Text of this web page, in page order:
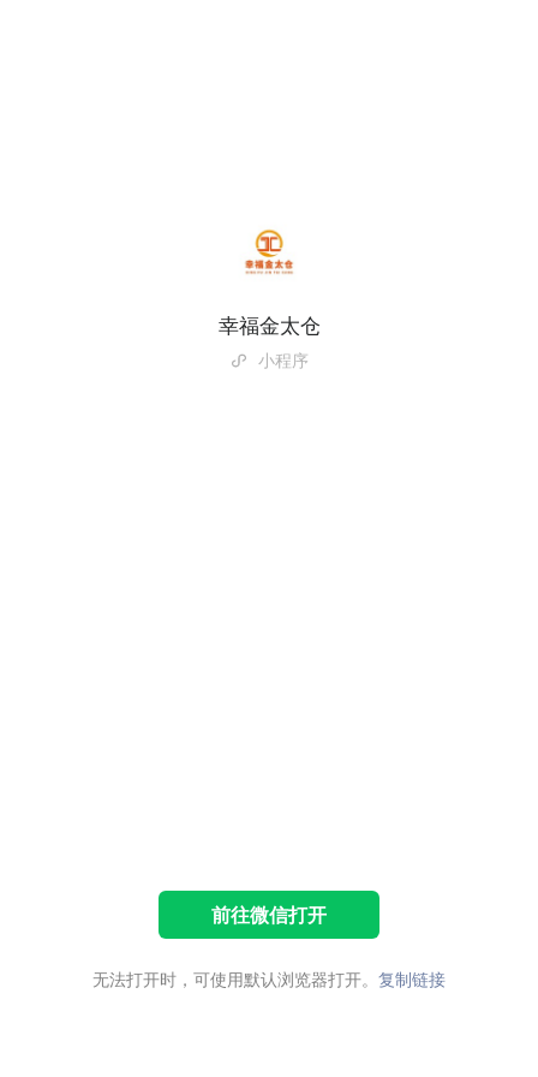
幸福金太仓
小程序
前往微信打开
无法打开时，可使用默认浏览器打开。 复制链接